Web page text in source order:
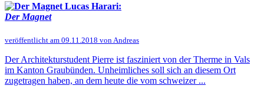
Lucas Harari:
Der Magnet
veröffentlicht am 09.11.2018 von Andreas
Der Architekturstudent Pierre ist fasziniert von der Therme in Vals
im Kanton Graubünden. Unheimliches soll sich an diesem Ort
zugetragen haben, an dem heute die vom schweizer ...